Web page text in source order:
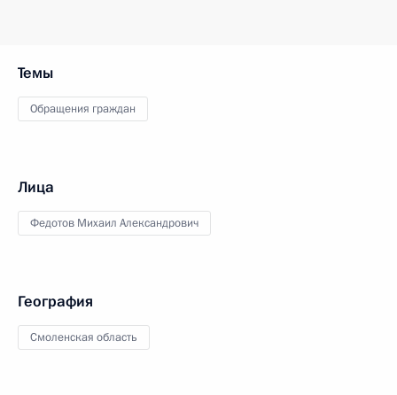
Темы
Обращения граждан
Лица
Федотов Михаил Александрович
География
Смоленская область